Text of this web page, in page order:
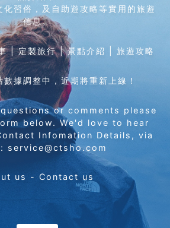
習俗，及自助遊攻略等實用的旅遊
信息。
| 定製旅行 | 景點介紹 | 旅遊攻略
數據調整中，近期將重新上線！
or comments please
below. We'd love to hear
Infomation Details, via
service@ctsho.com
us - Contact us